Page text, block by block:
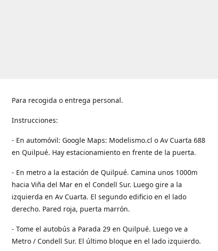
Para recogida o entrega personal.
Instrucciones:
- En automóvil: Google Maps: Modelismo.cl o Av Cuarta 688
en Quilpué. Hay estacionamiento en frente de la puerta.
- En metro a la estación de Quilpué. Camina unos 1000m
hacia Viña del Mar en el Condell Sur. Luego gire a la
izquierda en Av Cuarta. El segundo edificio en el lado
derecho. Pared roja, puerta marrón.
- Tome el autobús a Parada 29 en Quilpué. Luego ve a
Metro / Condell Sur. El último bloque en el lado izquierdo.